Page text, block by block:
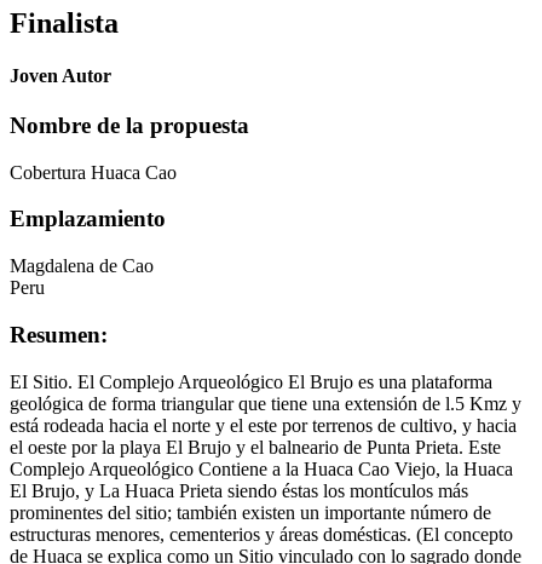
Finalista
Joven Autor
Nombre de la propuesta
Cobertura Huaca Cao
Emplazamiento
Magdalena de Cao
Peru
Resumen:
EI Sitio. El Complejo Arqueológico El Brujo es una plataforma
geológica de forma triangular que tiene una extensión de l.5 Kmz y
está rodeada hacia el norte y el este por terrenos de cultivo, y hacia
el oeste por la playa El Brujo y el balneario de Punta Prieta. Este
Complejo Arqueológico Contiene a la Huaca Cao Viejo, la Huaca
El Brujo, y La Huaca Prieta siendo éstas los montículos más
prominentes del sitio; también existen un importante número de
estructuras menores, cementerios y áreas domésticas. (El concepto
de Huaca se explica como un Sitio vinculado con lo sagrado donde